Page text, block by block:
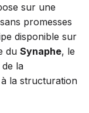
sur une
promesses
disponible sur
du Synaphe, le
la
la structuration